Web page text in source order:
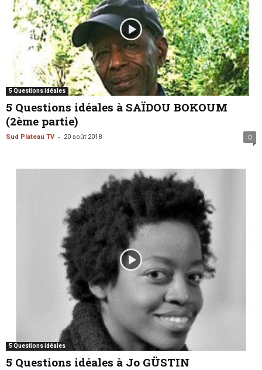
5 Questions idéales
5 Questions idéales à SAÏDOU BOKOUM
(2ème partie)
Sud Plateau TV - 20 août 2018 0
5 Questions idéales
5 Questions idéales à Jo GÜSTIN